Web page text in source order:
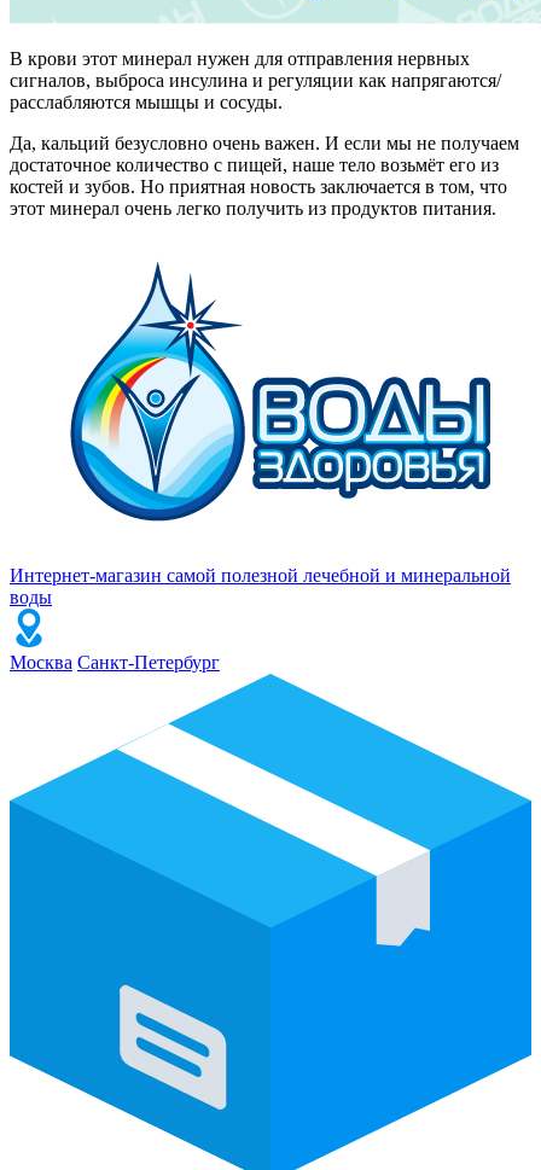
В крови этот минерал нужен для отправления нервных
сигналов, выброса инсулина и регуляции как напрягаются/
расслабляются мышцы и сосуды.
Да, кальций безусловно очень важен. И если мы не получаем
достаточное количество с пищей, наше тело возьмёт его из
костей и зубов. Но приятная новость заключается в том, что
этот минерал очень легко получить из продуктов питания.
Интернет-магазин самой полезной лечебной и минеральной
воды
Москва Санкт-Петербург